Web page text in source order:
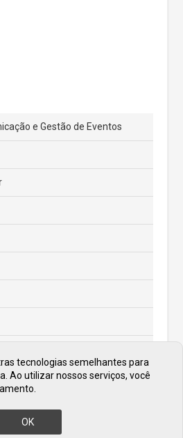
e Gestão de Eventos
tecnologias semelhantes para
Ao utilizar nossos serviços, você
OK